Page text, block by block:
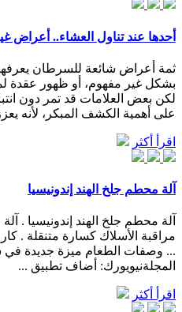
أحدها عند تناول العشاء.. أعراض
ثمة أعراض شائعة للسرطان
بشكل غير مفهوم، أو ظهور عقدة
لكن بعض العلامات قد تمر دون
على أهمية الكشف المبكر، لأنه
اقرأ أكثر
آلة محطم جلخ الهند إندونيسيا
آلة محطم جلخ الهند إندونيسيا .
مراقبة الأسلاك كسارة متنقلة .
... وصفات الطعام ميزة جديدة
المجلةنيويورك: أضاف تطبيق ...
اقرأ أكثر